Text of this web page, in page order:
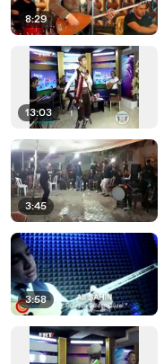
8:29
13:03
3:45
3:58